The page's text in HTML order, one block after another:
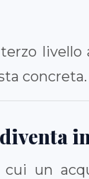
livello
concreta.
diventa
un